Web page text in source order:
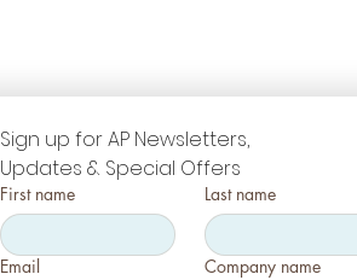
Sign up for AP Newsletters,
Updates & Special Offers
First name Last name
Email Company name